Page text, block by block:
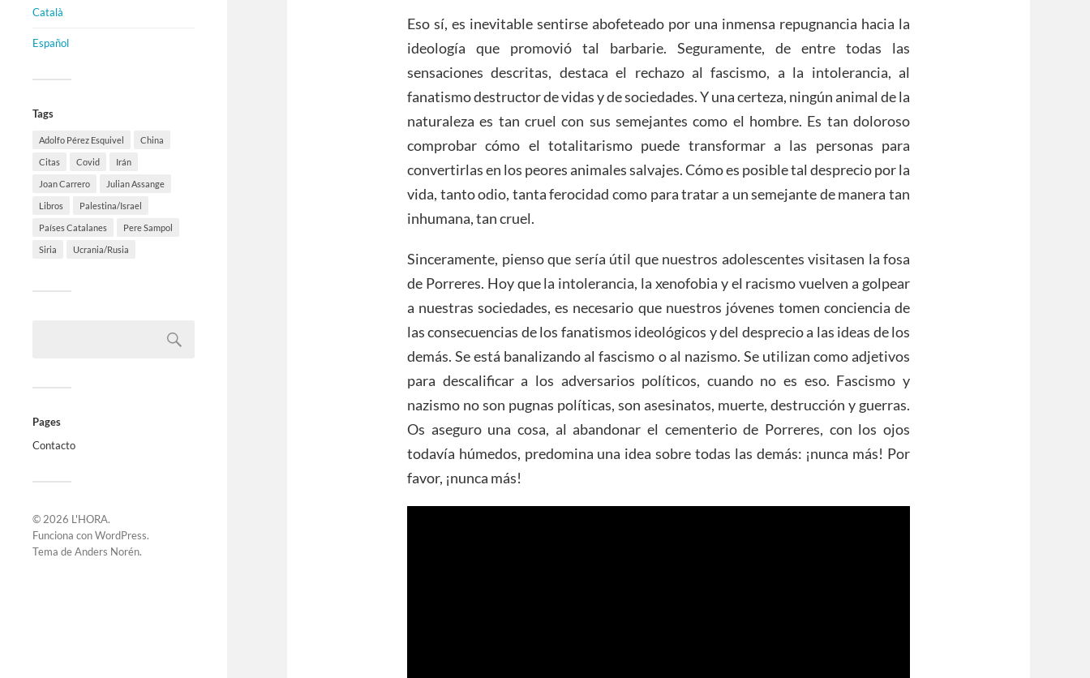
Català
Español
Tags
Adolfo Pérez Esquivel China
Citas Covid Irán
Joan Carrero Julian Assange
Libros Palestina/Israel
Países Catalanes Pere Sampol
Siria Ucrania/Rusia
Pages
Contacto
© 2026 L'HORA.
Funciona conWordPress.
Tema deAnders Norén.
Eso sí, es inevitable sentirse abofeteado por una inmensa repugnancia hacia la
ideología que promovió tal barbarie. Seguramente, de entre todas las
sensaciones descritas, destaca el rechazo al fascismo, a la intolerancia, al
fanatismo destructor de vidas y de sociedades. Y una certeza, ningún animal de la
naturaleza es tan cruel con sus semejantes como el hombre. Es tan doloroso
comprobar cómo el totalitarismo puede transformar a las personas para
convertirlas en los peores animales salvajes. Cómo es posible tal desprecio por la
vida, tanto odio, tanta ferocidad como para tratar a un semejante de manera tan
inhumana, tan cruel.
Sinceramente, pienso que sería útil que nuestros adolescentes visitasen la fosa
de Porreres. Hoy que la intolerancia, la xenofobia y el racismo vuelven a golpear
a nuestras sociedades, es necesario que nuestros jóvenes tomen conciencia de
las consecuencias de los fanatismos ideológicos y del desprecio a las ideas de los
demás. Se está banalizando al fascismo o al nazismo. Se utilizan como adjetivos
para descalificar a los adversarios políticos, cuando no es eso. Fascismo y
nazismo no son pugnas políticas, son asesinatos, muerte, destrucción y guerras.
Os aseguro una cosa, al abandonar el cementerio de Porreres, con los ojos
todavía húmedos, predomina una idea sobre todas las demás: ¡nunca más! Por
favor, ¡nunca más!